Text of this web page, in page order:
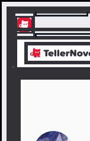
テラーノベル
アプリでサク